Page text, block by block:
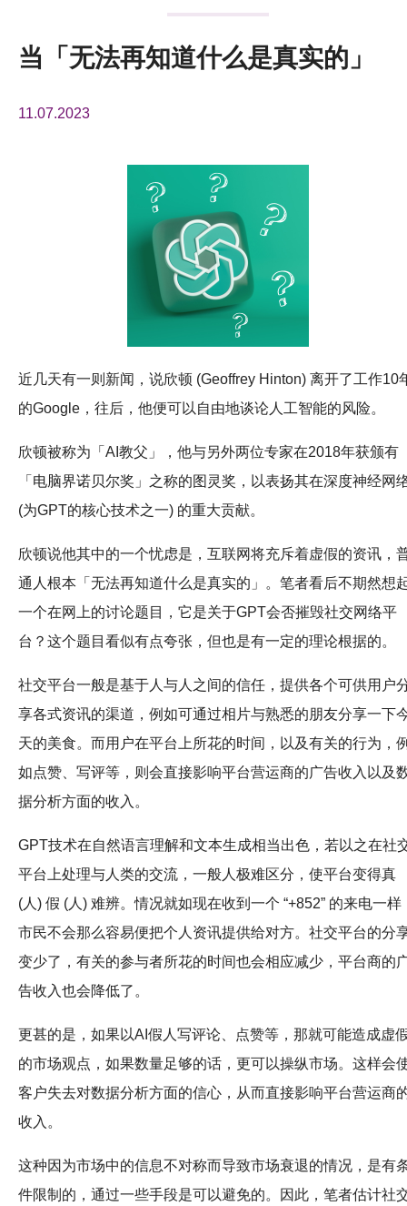
当「无法再知道什么是真实的」
11.07.2023
近几天有一则新闻，说欣顿 (Geoffrey Hinton) 离开了工作10
的Google，往后，他便可以自由地谈论人工智能的风险。
欣顿被称为「AI教父」，他与另外两位专家在2018年获颁有
「电脑界诺贝尔奖」之称的图灵奖，以表扬其在深度神经网
(为GPT的核心技术之一) 的重大贡献。
欣顿说他其中的一个忧虑是，互联网将充斥着虚假的资讯，
通人根本「无法再知道什么是真实的」。笔者看后不期然想
一个在网上的讨论题目，它是关于GPT会否摧毁社交网络平
台？这个题目看似有点夸张，但也是有一定的理论根据的。
社交平台一般是基于人与人之间的信任，提供各个可供用户
享各式资讯的渠道，例如可通过相片与熟悉的朋友分享一下
天的美食。而用户在平台上所花的时间，以及有关的行为，
如点赞、写评等，则会直接影响平台营运商的广告收入以及
据分析方面的收入。
GPT技术在自然语言理解和文本生成相当出色，若以之在社
平台上处理与人类的交流，一般人极难区分，使平台变得真
(人) 假 (人) 难辨。情况就如现在收到一个 “+852” 的来电一样
市民不会那么容易便把个人资讯提供给对方。社交平台的分
变少了，有关的参与者所花的时间也会相应减少，平台商的
告收入也会降低了。
更甚的是，如果以AI假人写评论、点赞等，那就可能造成虚
的市场观点，如果数量足够的话，更可以操纵市场。这样会
客户失去对数据分析方面的信心，从而直接影响平台营运商
收入。
这种因为市场中的信息不对称而导致市场衰退的情况，是有
件限制的，通过一些手段是可以避免的。因此，笔者估计社